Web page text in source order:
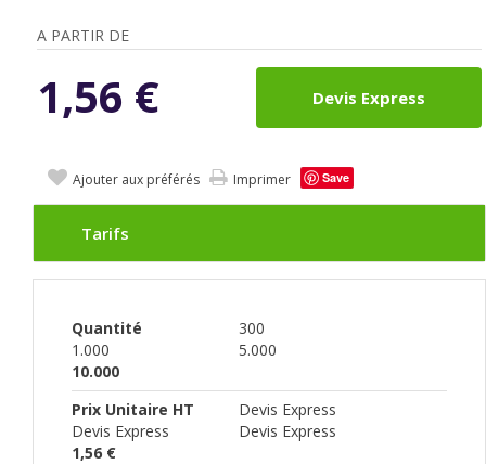
A PARTIR DE
1,56 € Devis Express
Ajouter aux préférés Imprimer Save
Tarifs
Quantité
300
1.000
5.000
10.000
Prix Unitaire HT
Devis Express
Devis Express
Devis Express
1,56 €